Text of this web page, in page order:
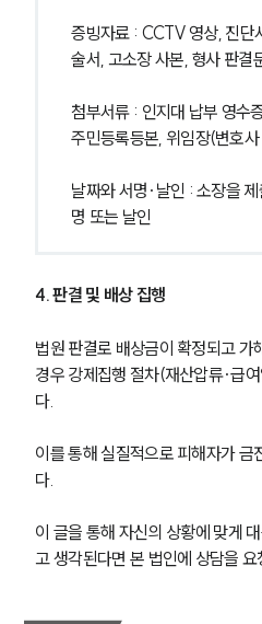
증빙자료 : CCTV 영상, 진단
술서, 고소장 사본, 형사 판결
첨부서류 : 인지대 납부 영수
주민등록등본, 위임장(변호
날짜와 서명·날인 : 소장을
명 또는 날인
4. 판결 및 배상 집행
법원 판결로 배상금이 확정되고 가
경우 강제집행 절차(재산압류·급
다.
이를 통해 실질적으로 피해자가 금
다.
이 글을 통해 자신의 상황에 맞게
고 생각된다면 본 법인에 상담을